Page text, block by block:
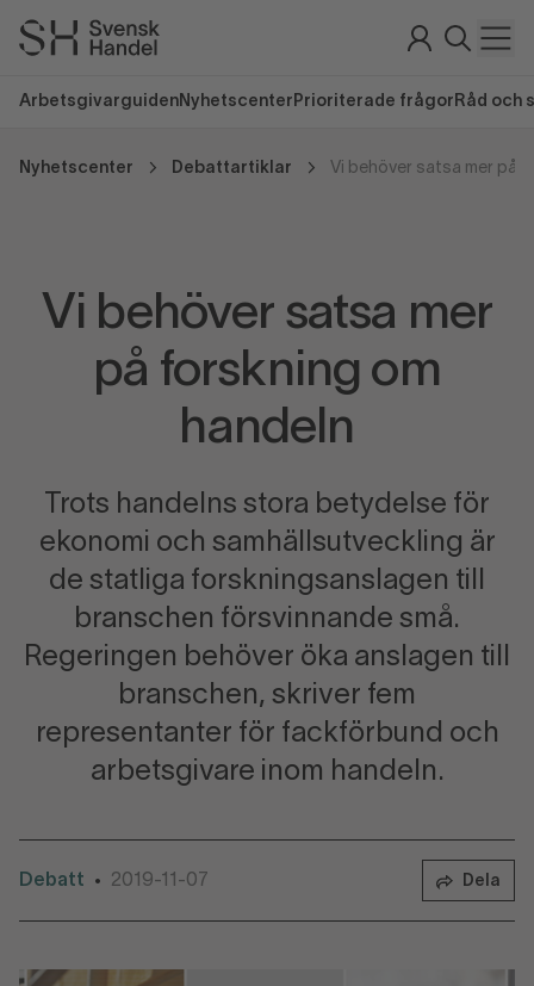
Arbetsgivarguiden Nyhetscenter Prioriterade frågor Råd och
Nyhetscenter Debattartiklar Vi behöver satsa mer på
Vi behöver satsa mer
på forskning om
handeln
Trots handelns stora betydelse för
ekonomi och samhällsutveckling är
de statliga forskningsanslagen till
branschen försvinnande små.
Regeringen behöver öka anslagen till
branschen, skriver fem
representanter för fackförbund och
arbetsgivare inom handeln.
Debatt • 2019-11-07 Dela